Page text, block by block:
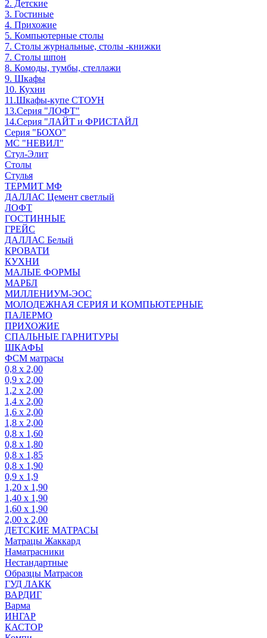
2. Детские
3. Гостиные
4. Прихожие
5. Компьютерные столы
7. Столы журнальные, столы -книжки
7. Столы шпон
8. Комоды, тумбы, стеллажи
9. Шкафы
10. Кухни
11.Шкафы-купе СТОУН
13.Серия "ЛОФТ"
14.Серия "ЛАЙТ и ФРИСТАЙЛ
Серия "БОХО"
МС "НЕВИЛ"
Стул-Элит
Столы
Стулья
ТЕРМИТ МФ
ДАЛЛАС Цемент светлый
ЛОФТ
ГОСТИННЫЕ
ГРЕЙС
ДАЛЛАС Белый
КРОВАТИ
КУХНИ
МАЛЫЕ ФОРМЫ
МАРБЛ
МИЛЛЕНИУМ-ЭОС
МОЛОДЕЖНАЯ СЕРИЯ И КОМПЬЮТЕРНЫЕ
ПАЛЕРМО
ПРИХОЖИЕ
СПАЛЬНЫЕ ГАРНИТУРЫ
ШКАФЫ
ФСМ матрасы
0,8 х 2,00
0,9 х 2,00
1,2 х 2,00
1,4 х 2,00
1,6 х 2,00
1,8 х 2,00
0,8 х 1,60
0,8 х 1,80
0,8 х 1,85
0,8 х 1,90
0,9 х 1,9
1,20 х 1,90
1,40 х 1,90
1,60 х 1,90
2,00 х 2,00
ДЕТСКИЕ МАТРАСЫ
Матрацы Жаккард
Наматрасники
Нестандартные
Образцы Матрасов
ГУД ЛАКК
ВАРДИГ
Варма
ИНГАР
КАСТОР